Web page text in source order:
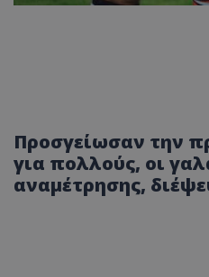
Προσγείωσαν την
για πολλούς, οι
αναμέτρησης,